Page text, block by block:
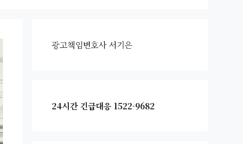
광고책임변호사 서기은
24시간 긴급대응 1522-9682